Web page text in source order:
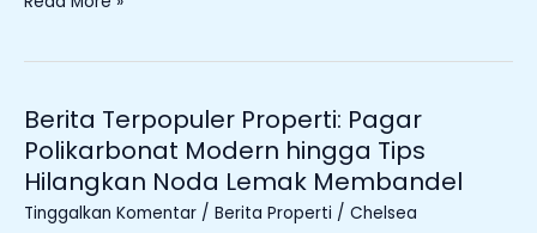
Berita Terpopuler Properti: Pagar
Polikarbonat Modern hingga Tips
Hilangkan Noda Lemak Membandel
Tinggalkan Komentar / Berita Properti / Chelsea
Berita
Terpopuler
Properti:
Pagar
Polikarbonat